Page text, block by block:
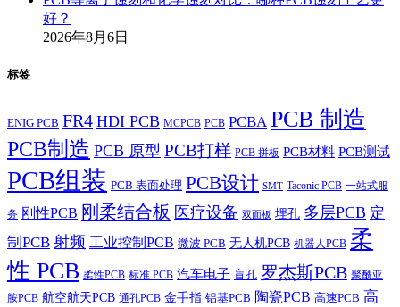
好？
2026年8月6日
标签
ENIG PCB FR4 HDI PCB MCPCB PCB PCBA PCB 制造
PCB制造 PCB 原型 PCB打样 PCB 拼板 PCB材料 PCB测试
PCB组装 PCB 表面处理 PCB设计 SMT Taconic PCB 一站式服
务 刚性PCB 刚柔结合板 医疗设备 双面板 埋孔 多层PCB 定
制PCB 射频 工业控制PCB 微波 PCB 无人机PCB 机器人PCB 柔
性 PCB 柔性PCB 标准 PCB 汽车电子 盲孔 罗杰斯PCB 聚酰亚
胺PCB 航空航天PCB 通孔PCB 金手指 铝基PCB 陶瓷PCB 高速PCB 高